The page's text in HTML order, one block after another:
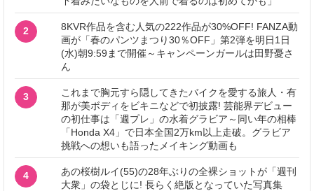
2
8KVR作品を含む人気の222作品が30%OFF! FANZA動
画が「春のパンツまつり30％OFF」第2弾を明日1日
(水)朝9:59まで開催～キャンペーンガールは田野憂さ
ん
3
これまで胸元すら隠してきたバイクを愛する旅人・有
那が美ボディをビキニなどで初披露! 芸能界デビュー
の初仕事は「週プレ」の水着グラビア～同い年の相棒
「Honda X4」で日本全国2万km以上走破。グラビア
挑戦への想いも語ったメイキング動画も
4
あの桜樹ルイ(55)の28年ぶりの全裸ショットが「週刊
大衆」の袋とじに! 長らく絶版となっていた写真集